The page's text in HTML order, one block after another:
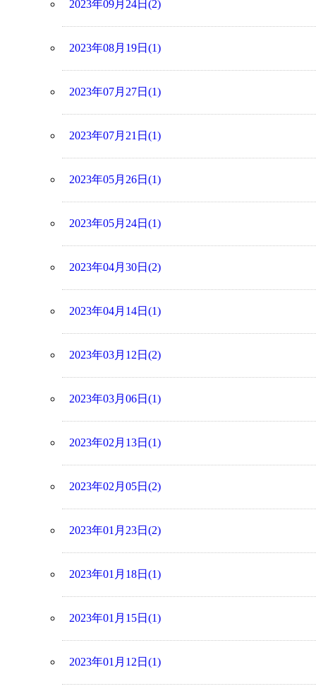
2023年09月24日(2)
2023年08月19日(1)
2023年07月27日(1)
2023年07月21日(1)
2023年05月26日(1)
2023年05月24日(1)
2023年04月30日(2)
2023年04月14日(1)
2023年03月12日(2)
2023年03月06日(1)
2023年02月13日(1)
2023年02月05日(2)
2023年01月23日(2)
2023年01月18日(1)
2023年01月15日(1)
2023年01月12日(1)